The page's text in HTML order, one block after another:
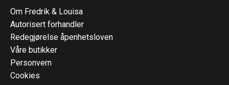
Om Fredrik & Louisa
Autorisert forhandler
Redegjørelse åpenhetsloven
Våre butikker
Personvern
Cookies